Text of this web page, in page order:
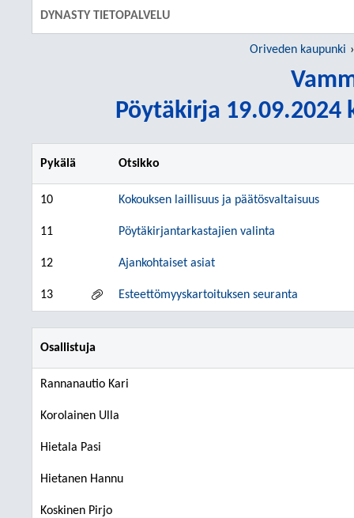
DYNASTY TIETOPALVELU
Oriveden kaupunki
Pöytäkirja 19.09.2024
Pykälä Otsikko
10 Kokouksen laillisuus ja päätösvaltaisuus
11 Pöytäkirjantarkastajien valinta
12 Ajankohtaiset asiat
13 Esteettömyyskartoituksen seuranta
Osallistuja
Rannanautio Kari
Korolainen Ulla
Hietala Pasi
Hietanen Hannu
Koskinen Pirjo